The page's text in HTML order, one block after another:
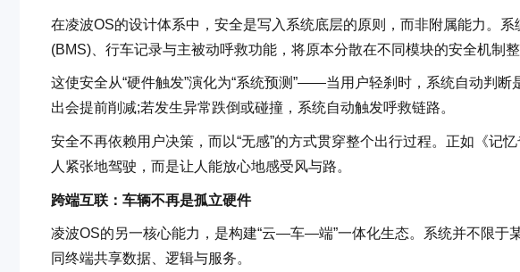
在凌波OS的设计体系中，安全是写入系统底层的原则，而非附属能力。
(BMS)、行车记录与主被动呼救功能，将原本分散在不同模块的安全机制整
这使安全从“硬件触发”演化为“系统预测”——当用户轻刹时，系统自动判
出会提前削减;若发生异常跌倒或碰撞，系统自动触发呼救链路。
安全不再依赖用户决策，而以“无感”的方式贯穿整个出行过程。正如《记
人紧张地驾驶，而是让人能放心地感受风与路。
跨端互联：车辆不再是孤立硬件
凌波OS的另一核心能力，是构建“云—车—端”一体化生态。系统并不限于
同终端共享数据、逻辑与服务。